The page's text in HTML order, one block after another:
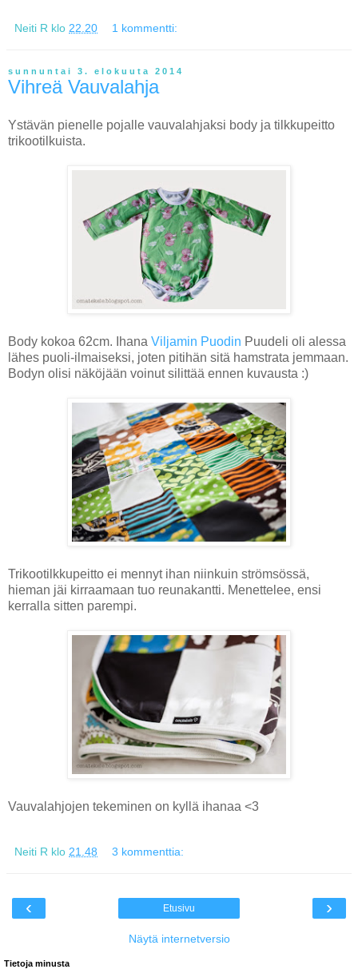
Neiti R klo 22.20 1 kommentti:
sunnuntai 3. elokuuta 2014
Vihreä Vauvalahja
Ystävän pienelle pojalle vauvalahjaksi body ja tilkkupeitto
trikootilkuista.
Body kokoa 62cm. Ihana Viljamin Puodin Puudeli oli alessa
lähes puoli-ilmaiseksi, joten pitihän sitä hamstrata jemmaan.
Bodyn olisi näköjään voinut silittää ennen kuvausta :)
Trikootilkkupeitto ei mennyt ihan niinkuin strömsössä,
hieman jäi kirraamaan tuo reunakantti. Menettelee, ensi
kerralla sitten parempi.
Vauvalahjojen tekeminen on kyllä ihanaa <3
Neiti R klo 21.48 3 kommenttia:
‹ ›
Etusivu
Näytä internetversio
Tietoja minusta